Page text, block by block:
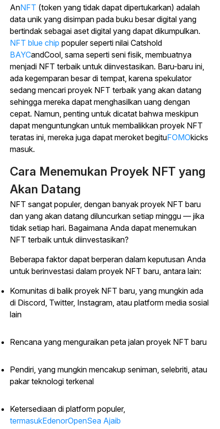
AnNFT (token yang tidak dapat dipertukarkan) adalah
data unik yang disimpan pada buku besar digital yang
bertindak sebagai aset digital yang dapat dikumpulkan.
NFT blue chip populer seperti nilai Catshold
BAYCandCool, sama seperti seni fisik, membuatnya
menjadi NFT terbaik untuk diinvestasikan. Baru-baru ini,
ada kegemparan besar di tempat, karena spekulator
sedang mencari proyek NFT terbaik yang akan datang
sehingga mereka dapat menghasilkan uang dengan
cepat. Namun, penting untuk dicatat bahwa meskipun
dapat menguntungkan untuk membalikkan proyek NFT
teratas ini, mereka juga dapat meroket begituFOMOkicks
masuk.
Cara Menemukan Proyek NFT yang
Akan Datang
NFT sangat populer, dengan banyak proyek NFT baru
dan yang akan datang diluncurkan setiap minggu — jika
tidak setiap hari. Bagaimana Anda dapat menemukan
NFT terbaik untuk diinvestasikan?
Beberapa faktor dapat berperan dalam keputusan Anda
untuk berinvestasi dalam proyek NFT baru, antara lain:
Komunitas di balik proyek NFT baru, yang mungkin ada
di Discord, Twitter, Instagram, atau platform media sosial
lain
Rencana yang menguraikan peta jalan proyek NFT baru
Pendiri, yang mungkin mencakup seniman, selebriti, atau
pakar teknologi terkenal
Ketersediaan di platform populer,
termasukEdenorOpenSea Ajaib